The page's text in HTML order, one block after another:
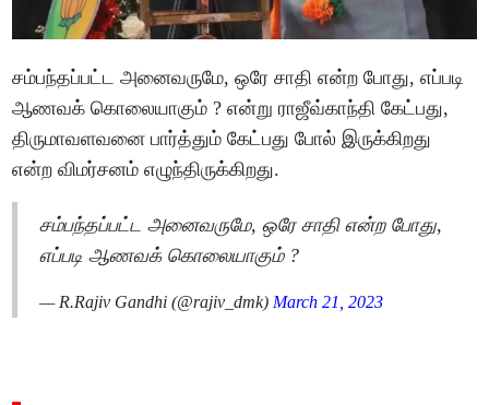
சம்பந்தப்பட்ட அனைவருமே, ஒரே சாதி என்ற போது, எப்படி
ஆணவக் கொலையாகும் ? என்று ராஜீவ்காந்தி கேட்பது,
திருமாவளவனை பார்த்தும் கேட்பது போல் இருக்கிறது
என்ற விமர்சனம் எழுந்திருக்கிறது.
சம்பந்தப்பட்ட அனைவருமே, ஒரே சாதி என்ற போது,
எப்படி ஆணவக் கொலையாகும் ?
— R.Rajiv Gandhi (@rajiv_dmk) March 21, 2023